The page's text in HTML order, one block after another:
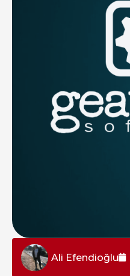
Ali Efendioğlu